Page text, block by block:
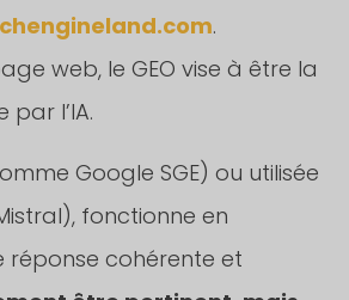
.
web, le GEO vise à être la
l’IA.
Google SGE) ou utilisée
fonctionne en
réponse cohérente et